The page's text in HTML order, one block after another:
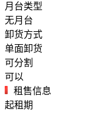
月台类型
无月台
卸货方式
单面卸货
可分割
可以
租售信息
起租期